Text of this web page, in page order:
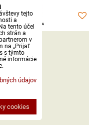
tejto
a
tento účel
strán a
v
na „Prijať
s týmto
informácie
údajov
cookies